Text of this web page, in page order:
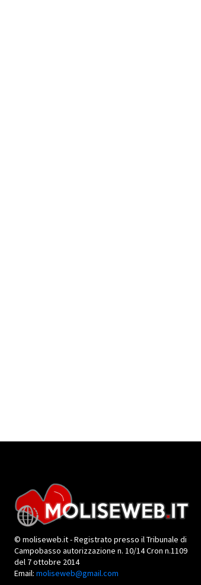
© moliseweb.it - Registrato presso il Tribunale di
Campobasso autorizzazione n. 10/14 Cron n.1109
del 7 ottobre 2014
Email: moliseweb@gmail.com